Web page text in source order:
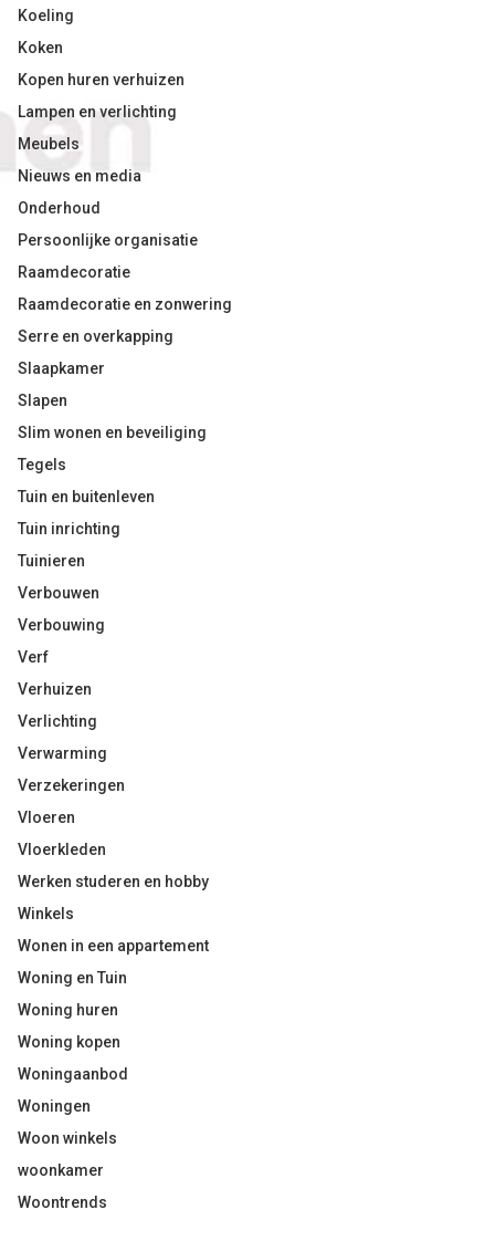
Koeling
Koken
Kopen huren verhuizen
Lampen en verlichting
Meubels
Nieuws en media
Onderhoud
Persoonlijke organisatie
Raamdecoratie
Raamdecoratie en zonwering
Serre en overkapping
Slaapkamer
Slapen
Slim wonen en beveiliging
Tegels
Tuin en buitenleven
Tuin inrichting
Tuinieren
Verbouwen
Verbouwing
Verf
Verhuizen
Verlichting
Verwarming
Verzekeringen
Vloeren
Vloerkleden
Werken studeren en hobby
Winkels
Wonen in een appartement
Woning en Tuin
Woning huren
Woning kopen
Woningaanbod
Woningen
Woon winkels
woonkamer
Woontrends